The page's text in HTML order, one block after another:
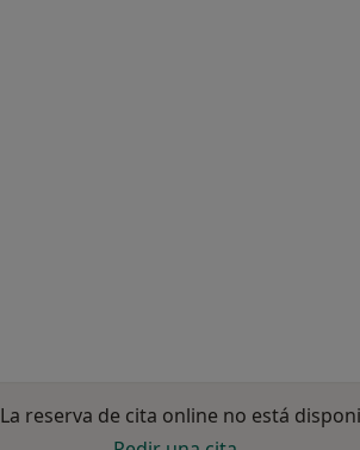
La reserva de cita online no está